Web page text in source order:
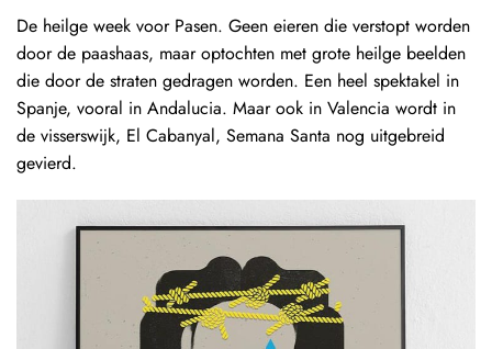
De heilge week voor Pasen. Geen eieren die verstopt worden
door de paashaas, maar optochten met grote heilge beelden
die door de straten gedragen worden. Een heel spektakel in
Spanje, vooral in Andalucia. Maar ook in Valencia wordt in
de visserswijk, El Cabanyal, Semana Santa nog uitgebreid
gevierd.